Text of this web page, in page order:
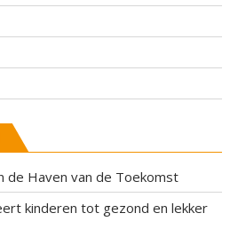
de Haven van de Toekomst
kinderen tot gezond en lekker